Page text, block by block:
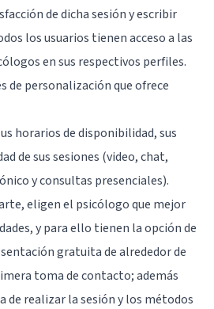
de dicha sesión y escribir
los usuarios tienen acceso a las
en sus respectivos perfiles.
de personalización que ofrece
horarios de disponibilidad, sus
de sus sesiones (video, chat,
y consultas presenciales).
eligen el psicólogo que mejor
y para ello tienen la opción de
gratuita de alrededor de
toma de contacto; además
de realizar la sesión y los métodos